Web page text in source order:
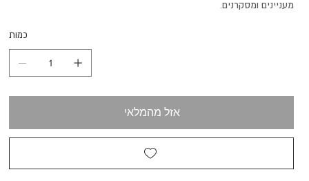
מעניינים ומסקרנים.
כמות
אזל מהמלאי